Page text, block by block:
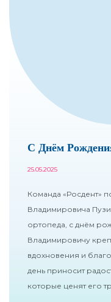
С Днём
25.05.2025
Команда «Росдент»
Владимировича
ортопеда, с днём
Владимировичу
вдохновения и
день приносит
которые ценят его